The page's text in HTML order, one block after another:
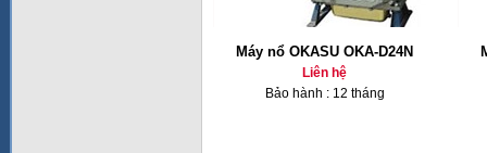
Máy nổ OKASU OKA-D24N
Liên hệ
Bảo hành : 12 tháng